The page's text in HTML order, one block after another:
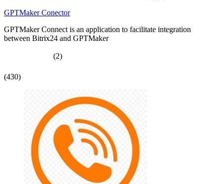
GPTMaker Conector
GPTMaker Connect is an application to facilitate integration
between Bitrix24 and GPTMaker
(2)
(430)